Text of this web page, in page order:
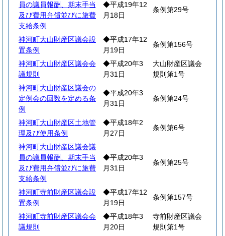
員の議員報酬、期末手当
及び費用弁償並びに旅費
支給条例
◆平成19年12
月18日
条例第29号
神河町大山財産区議会設
置条例
◆平成17年12
月19日
条例第156号
神河町大山財産区議会会
議規則
◆平成20年3
月31日
大山財産区議会
規則第1号
神河町大山財産区議会の
定例会の回数を定める条
例
◆平成20年3
月31日
条例第24号
神河町大山財産区土地管
理及び使用条例
◆平成18年2
月27日
条例第6号
神河町大山財産区議会議
員の議員報酬、期末手当
及び費用弁償並びに旅費
支給条例
◆平成20年3
月31日
条例第25号
神河町寺前財産区議会設
置条例
◆平成17年12
月19日
条例第157号
神河町寺前財産区議会会
議規則
◆平成18年3
月20日
寺前財産区議会
規則第1号